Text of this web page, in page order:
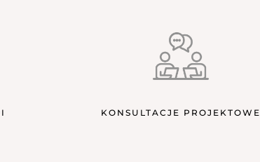
KONSULTACJE PROJEKTOWE